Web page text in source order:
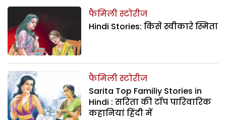
फैमिली स्टोरीज
Hindi Stories: किसे स्वीकारे स्मिता
फैमिली स्टोरीज
Sarita Top Familiy Stories in
Hindi : सरिता की टॉप पारिवारिक
कहानियां हिंदी में